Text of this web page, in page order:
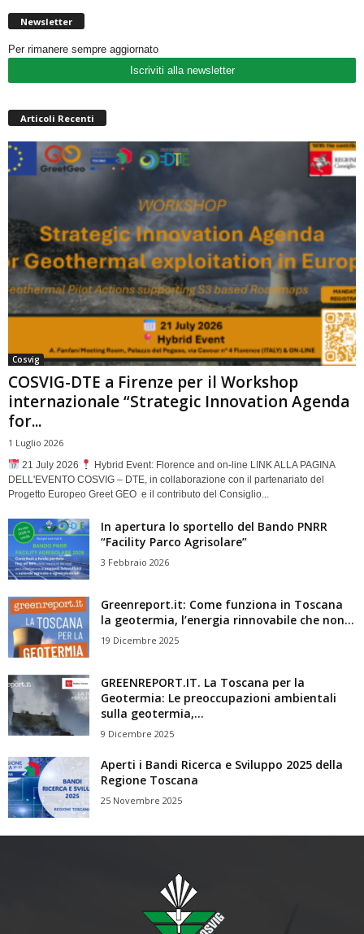
Newsletter
Per rimanere sempre aggiornato
Iscriviti alla newsletter
Articoli Recenti
Cosvig
COSVIG-DTE a Firenze per il Workshop
internazionale “Strategic Innovation Agenda
for...
1 Luglio 2026
21 July 2026
Hybrid Event: Florence and on-line LINK ALLA PAGINA
DELL'EVENTO COSVIG – DTE, in collaborazione con il partenariato del
Progetto Europeo Greet GEO e il contributo del Consiglio...
In apertura lo sportello del Bando PNRR
“Facility Parco Agrisolare”
3 Febbraio 2026
Greenreport.it: Come funziona in Toscana
la geotermia, l’energia rinnovabile che non...
19 Dicembre 2025
GREENREPORT.IT. La Toscana per la
Geotermia: Le preoccupazioni ambientali
sulla geotermia,...
9 Dicembre 2025
Aperti i Bandi Ricerca e Sviluppo 2025 della
Regione Toscana
25 Novembre 2025